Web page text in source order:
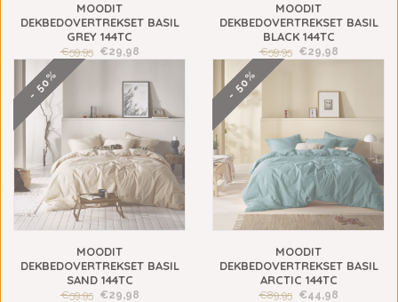
MOODIT
DEKBEDOVERTREKSET BASIL
GREY 144TC
€59,95 €29,98
MOODIT
DEKBEDOVERTREKSET BASIL
BLACK 144TC
€59,95 €29,98
- 50%
MOODIT
DEKBEDOVERTREKSET BASIL
SAND 144TC
€59,95 €29,98
- 50%
MOODIT
DEKBEDOVERTREKSET BASIL
ARCTIC 144TC
€89,95 €44,98